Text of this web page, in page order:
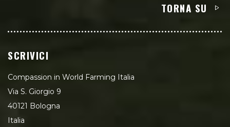
TORNA SU
SCRIVICI
Compassion in World Farming Italia
Via S. Giorgio 9
40121 Bologna
Italia